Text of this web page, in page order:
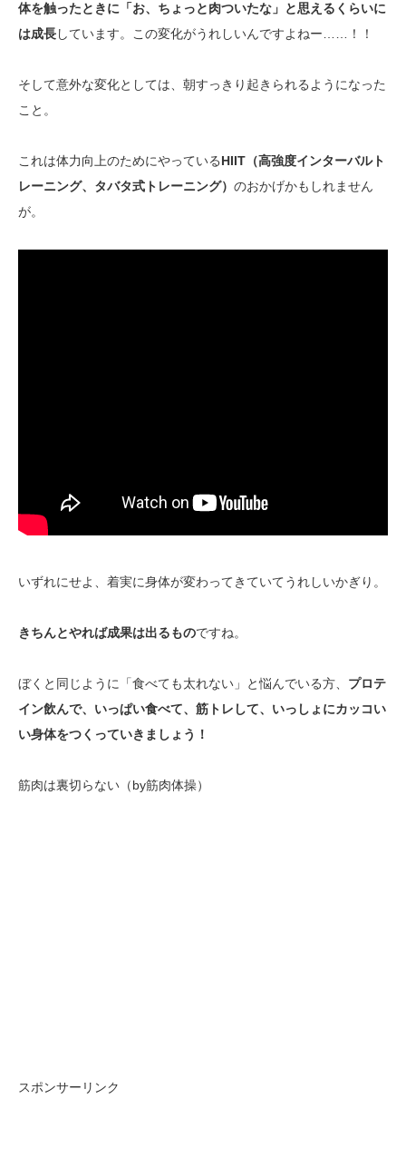
体を触ったときに「お、ちょっと肉ついたな」と思えるくらいに
は成長しています。この変化がうれしいんですよねー……！！
そして意外な変化としては、朝すっきり起きられるようになった
こと。
これは体力向上のためにやっているHIIT（高強度インターバルト
レーニング、タバタ式トレーニング） のおかげかもしれません
が。
いずれにせよ、着実に身体が変わってきていてうれしいかぎり。
きちんとやれば成果は出るものですね。
ぼくと同じように「食べても太れない」と悩んでいる方、 プロテ
イン飲んで、いっぱい食べて、筋トレして、いっしょにカッコい
い身体をつくっていきましょう！
筋肉は裏切らない（by筋肉体操）
スポンサーリンク